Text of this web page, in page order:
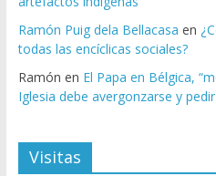
Ramón Puig dela Bellacasa en
todas las encíclicas sociales?
Ramón en El Papa en Bélgica,
Iglesia debe avergonzarse y
Visitas